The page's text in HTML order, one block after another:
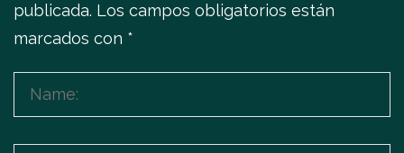
publicada. Los campos obligatorios están
marcados con *